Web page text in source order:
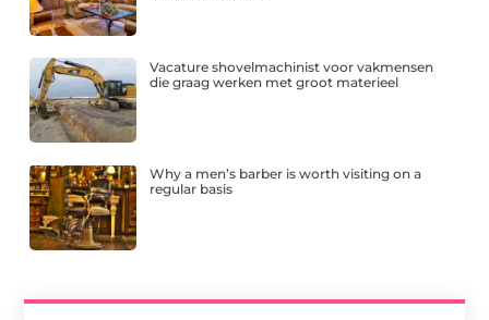
Vacature shovelmachinist voor vakmensen
die graag werken met groot materieel
Why a men’s barber is worth visiting on a
regular basis